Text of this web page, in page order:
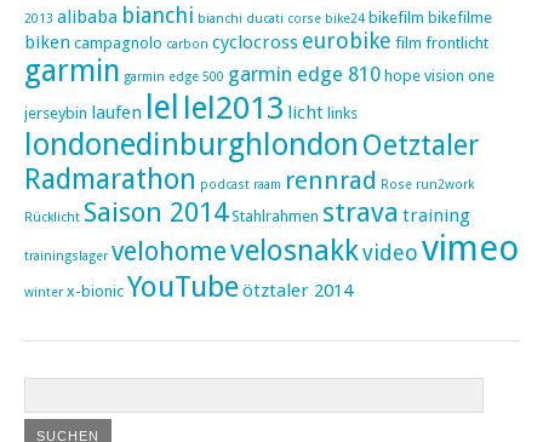
2013 alibaba bianchi bianchi ducati corse bike24 bikefilm bikefilme
biken campagnolo carbon cyclocross eurobike film frontlicht
garmin garmin edge 500 garmin edge 810 hope vision one
jerseybin laufen lel lel2013 licht links
londonedinburghlondon Oetztaler
Radmarathon podcast raam rennrad Rose run2work
Rücklicht Saison 2014 Stahlrahmen strava training
trainingslager velohomevelosnakkvideovimeo
winter x-bionic YouTubeötztaler 2014